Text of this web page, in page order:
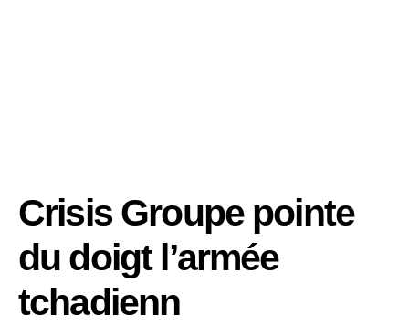
Crisis Groupe pointe
du doigt l’armée
tchadienn